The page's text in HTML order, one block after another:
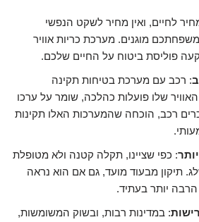
לחיים, ואין מחיר לשקט הנפשי
מוגנים. מערכת כריות אוויר
פוליסת ביטוח על החיים שלכם.
: רכב עם מערכת בטיחות תקינה
שלו פועלות כהלכה, שומר על ערכו
רכב, הוכחה שהמערכות האלו תקינות
: כפי שציינו, תקלה קטנה ולא מטופלת
תיקון מבעוד מועד, גם אם הוא נראה
יותר בעתיד.
: במדינות רבות, ובשוק המשומשות,